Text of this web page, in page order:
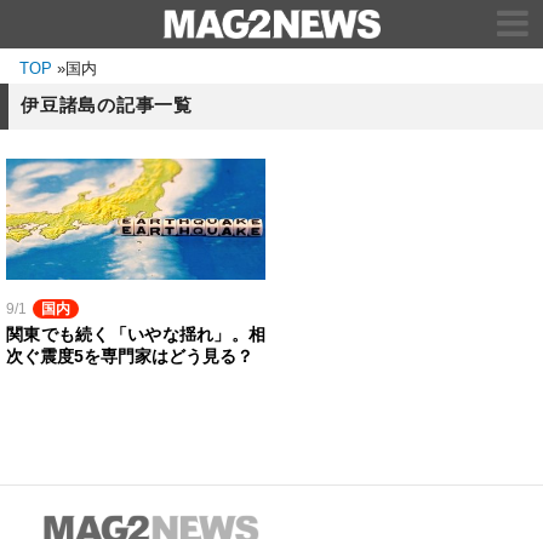
TOP »国内
伊豆諸島の記事一覧
9/1 国内
関東でも続く「いやな揺れ」。相
次ぐ震度5を専門家はどう見る？